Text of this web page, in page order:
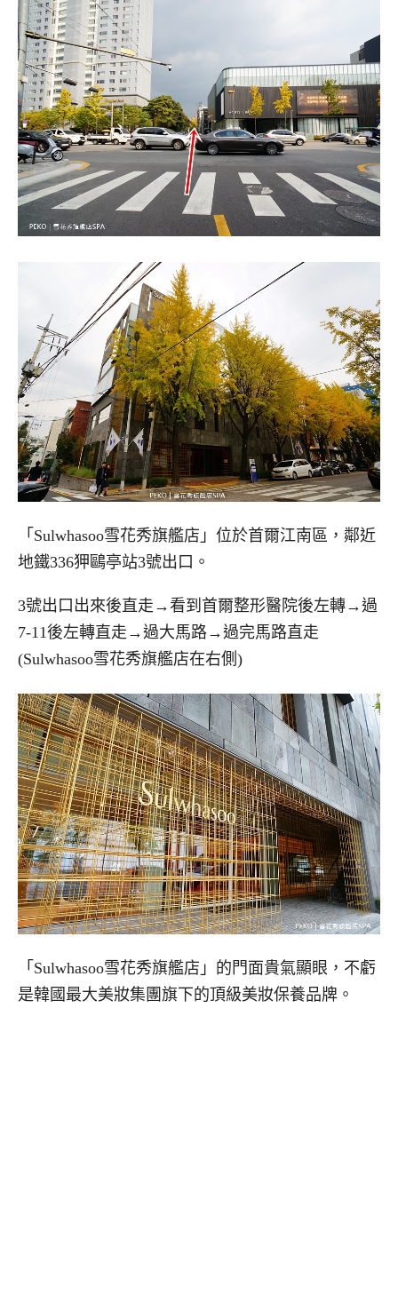
「Sulwhasoo雪花秀旗艦店」位於首爾江南區，鄰近
地鐵336狎鷗亭站3號出口。
3號出口出來後直走→看到首爾整形醫院後左轉→過
7-11後左轉直走→過大馬路→過完馬路直走
(Sulwhasoo雪花秀旗艦店在右側)
「Sulwhasoo雪花秀旗艦店」的門面貴氣顯眼，不虧
是韓國最大美妝集團旗下的頂級美妝保養品牌。